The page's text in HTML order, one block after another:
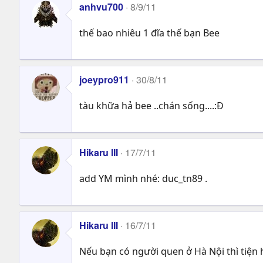
anhvu700 8/9/11
thế bao nhiêu 1 đĩa thế bạn Bee
joeypro911 30/8/11
tàu khữa hả bee ..chán sống....:Đ
Hikaru III 17/7/11
add YM mình nhé: duc_tn89 .
Hikaru III 16/7/11
Nếu bạn có người quen ở Hà Nội thì tiện